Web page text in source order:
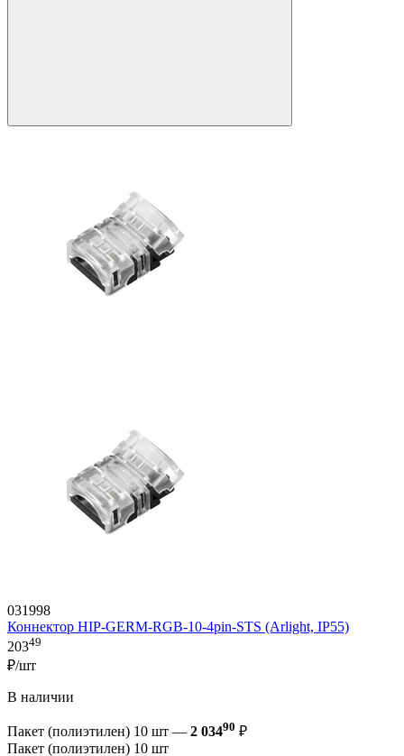
031998
Коннектор HIP-GERM-RGB-10-4pin-STS (Arlight, IP55)
20349
₽/шт
В наличии
Пакет (полиэтилен) 10 шт — 2 03490 ₽
Пакет (полиэтилен) 10 шт